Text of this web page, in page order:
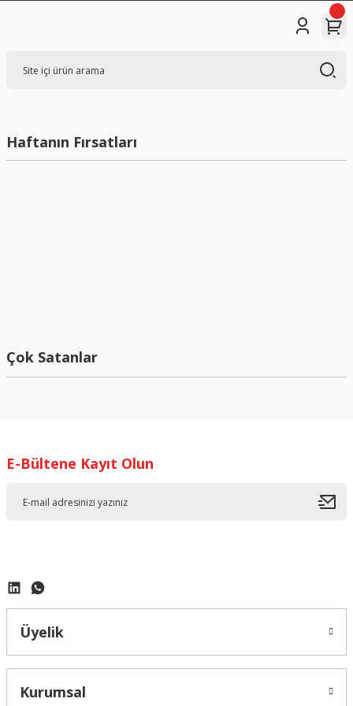
Haftanın Fırsatları
OC300 Omada AP Controller
Çok Satanlar
E-Bültene Kayıt Olun
Üyelik
Kurumsal